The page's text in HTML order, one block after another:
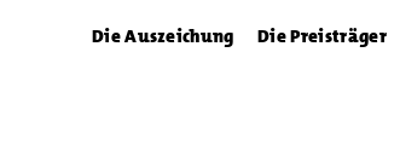
Die Auszeichung Die Preisträger